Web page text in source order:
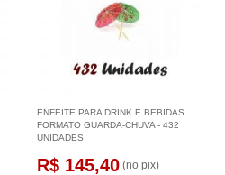
ENFEITE PARA DRINK E BEBIDAS
FORMATO GUARDA-CHUVA - 432
UNIDADES
R$ 145,40 (no pix)